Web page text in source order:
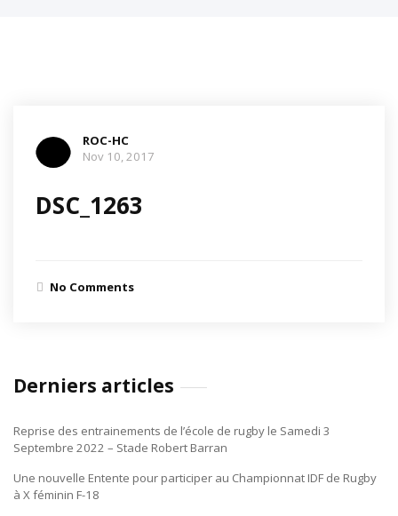
ROC-HC
Nov 10, 2017
DSC_1263
No Comments
Derniers articles
Reprise des entrainements de l’école de rugby le Samedi 3
Septembre 2022 – Stade Robert Barran
Une nouvelle Entente pour participer au Championnat IDF de Rugby
à X féminin F-18